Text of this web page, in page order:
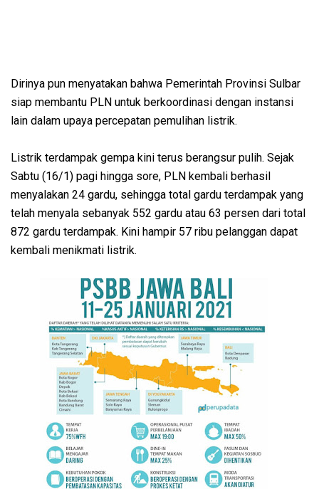
Dirinya pun menyatakan bahwa Pemerintah Provinsi Sulbar
siap membantu PLN untuk berkoordinasi dengan instansi
lain dalam upaya percepatan pemulihan listrik.
Listrik terdampak gempa kini terus berangsur pulih. Sejak
Sabtu (16/1) pagi hingga sore, PLN kembali berhasil
menyalakan 24 gardu, sehingga total gardu terdampak yang
telah menyala sebanyak 552 gardu atau 63 persen dari total
872 gardu terdampak. Kini hampir 57 ribu pelanggan dapat
kembali menikmati listrik.